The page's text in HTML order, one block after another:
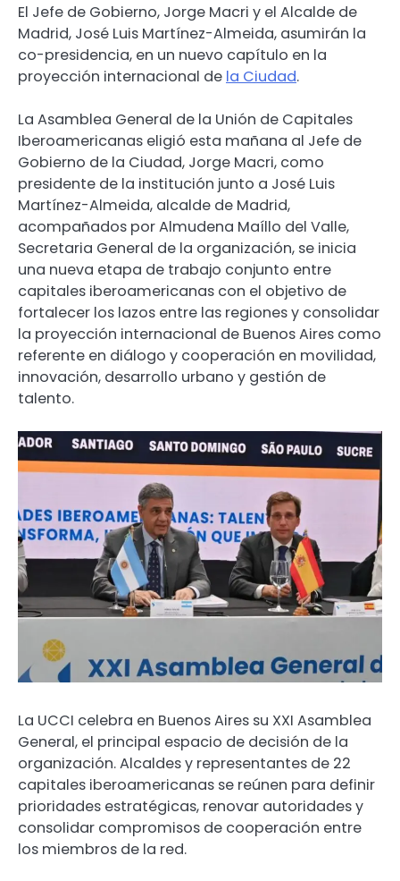
El Jefe de Gobierno, Jorge Macri y el Alcalde de
Madrid, José Luis Martínez-Almeida, asumirán la
co-presidencia, en un nuevo capítulo en la
proyección internacional de la Ciudad.
La Asamblea General de la Unión de Capitales
Iberoamericanas eligió esta mañana al Jefe de
Gobierno de la Ciudad, Jorge Macri, como
presidente de la institución junto a José Luis
Martínez-Almeida, alcalde de Madrid,
acompañados por Almudena Maíllo del Valle,
Secretaria General de la organización, se inicia
una nueva etapa de trabajo conjunto entre
capitales iberoamericanas con el objetivo de
fortalecer los lazos entre las regiones y consolidar
la proyección internacional de Buenos Aires como
referente en diálogo y cooperación en movilidad,
innovación, desarrollo urbano y gestión de
talento.
La UCCI celebra en Buenos Aires su XXI Asamblea
General, el principal espacio de decisión de la
organización. Alcaldes y representantes de 22
capitales iberoamericanas se reúnen para definir
prioridades estratégicas, renovar autoridades y
consolidar compromisos de cooperación entre
los miembros de la red.